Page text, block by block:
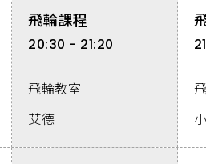
飛輪課程
20:30 - 21:20
飛輪教室
艾德